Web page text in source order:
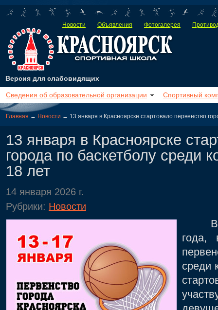
Новости Объявления Фотогалерея
Версия для слабовидящих
Сведения об образовательной организации Спортивный
Главная → Новости → 13 января в Красноярске стартовало первенство
13 января в Красноярске
города по баскетболу среди
18 лет
14 января 2026 г.
Рубрики: Новости
Во
года,
среди